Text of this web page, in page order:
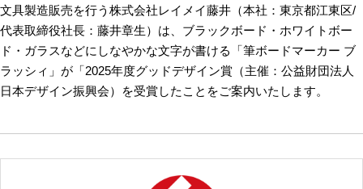
文具製造販売を行う株式会社レイメイ藤井（本社：東京都江東区/
代表取締役社長：藤井章生）は、ブラックボード・ホワイトボー
ド・ガラスなどにしなやかな文字が書ける「筆ボードマーカー ブ
ラッシィ」が「2025年度グッドデザイン賞（主催：公益財団法人
日本デザイン振興会）を受賞したことをご案内いたします。